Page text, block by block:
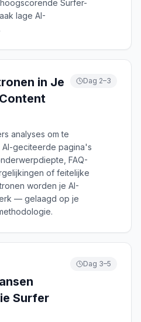
Surfer-
lage AI-
in Je
Dag 2–3
analyses om te
geciteerde pagina's
FAQ-
of feitelijke
worden je AI-
— gelaagd op je
Surfer
Dag 3–5